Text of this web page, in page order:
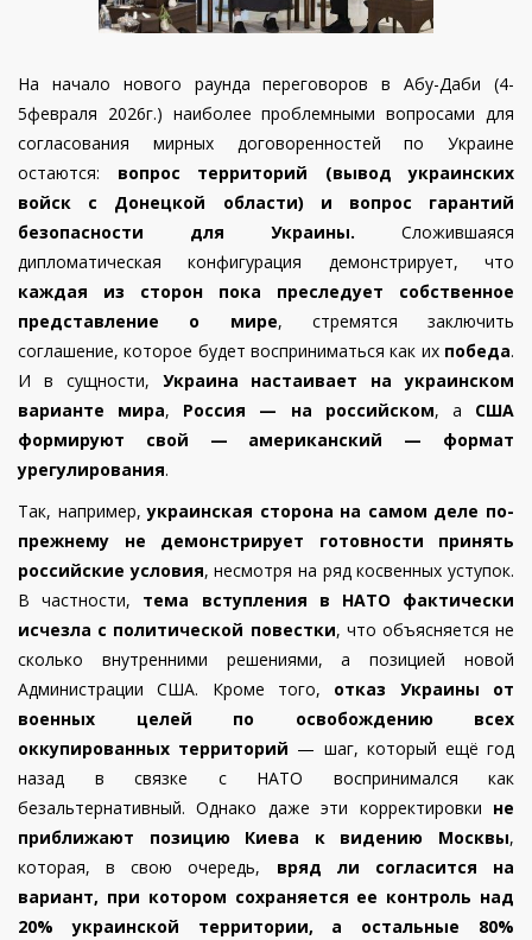
На начало нового раунда переговоров в Абу-Даби (4-
5февраля 2026г.) наиболее проблемными вопросами для
согласования мирных договоренностей по Украине
остаются: вопрос территорий (вывод украинских
войск с Донецкой области) и вопрос гарантий
безопасности для Украины. Сложившаяся
дипломатическая конфигурация демонстрирует, что
каждая из сторон пока преследует собственное
представление о мире, стремятся заключить
соглашение, которое будет восприниматься как их победа.
И в сущности, Украина настаивает на украинском
варианте мира, Россия — на российском, а США
формируют свой — американский — формат
урегулирования.
Так, например,украинская сторона на самом деле по-
прежнему не демонстрирует готовности принять
российские условия, несмотря на ряд косвенных уступок.
В частности, тема вступления в НАТО фактически
исчезла с политической повестки, что объясняется не
сколько внутренними решениями, а позицией новой
Администрации США. Кроме того, отказ Украины от
военных целей по освобождению всех
оккупированных территорий — шаг, который ещё год
назад в связке с НАТО воспринимался как
безальтернативный. Однако даже эти корректировки не
приближают позицию Киева к видению Москвы,
которая, в свою очередь, вряд ли согласится на
вариант, при котором сохраняется ее контроль над
20% украинской территории, а остальные 80%